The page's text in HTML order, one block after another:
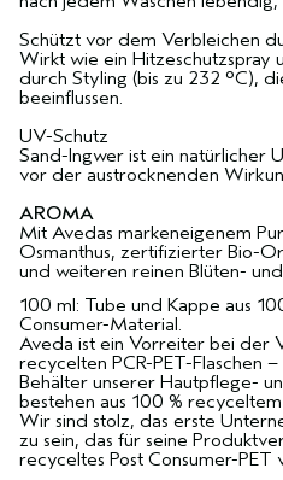
Schützt vor dem Verbleichen
Wirkt wie ein Hitzeschutzspray
durch Styling (bis zu 232 °C),
beeinflussen.
UV-Schutz
Sand-Ingwer ist ein natürlicher
vor der austrocknenden
AROMA
Mit Avedas markeneigenem
Osmanthus, zertifizierter Bio-
und weiteren reinen Blüten-
100 ml: Tube und Kappe aus
Consumer-Material.
Aveda ist ein Vorreiter bei der
recycelten PCR-PET-Flaschen
Behälter unserer Hautpflege-
bestehen aus 100 %
Wir sind stolz, das erste
zu sein, das für seine
recyceltes Post Consumer-PET